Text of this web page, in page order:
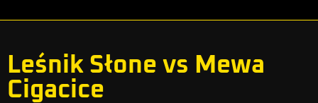
Leśnik Słone vs Mewa
Cigacice